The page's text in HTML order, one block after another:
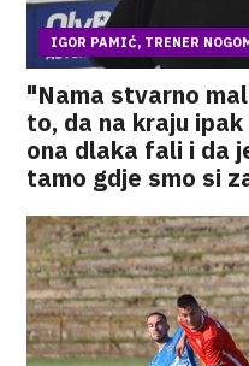
IGOR PAMIĆ, TRENER
"Nama stvarno
to, da na kraju
ona dlaka fali i da
tamo gdje smo si